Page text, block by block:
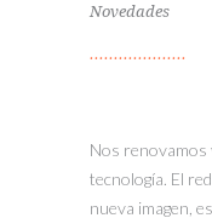
Novedades
Nos renovamos
tecnología. El
nueva imagen,